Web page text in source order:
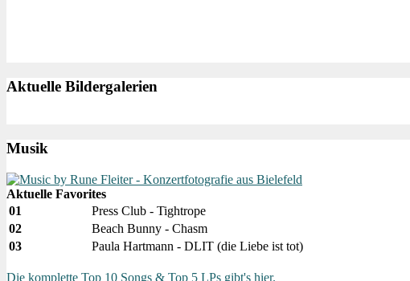
Aktuelle Bildergalerien
Musik
Aktuelle Favorites
01
Press Club - Tightrope
02
Beach Bunny - Chasm
03
Paula Hartmann - DLIT (die Liebe ist tot)
Die komplette Top 10 Songs & Top 5 LPs gibt's hier.